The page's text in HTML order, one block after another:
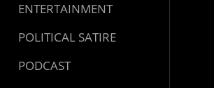
ENTERTAINMENT
POLITICAL SATIRE
PODCAST